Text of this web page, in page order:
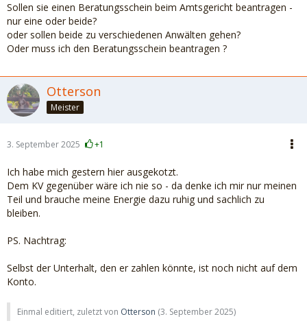
Sollen sie einen Beratungsschein beim Amtsgericht beantragen -
nur eine oder beide?
oder sollen beide zu verschiedenen Anwälten gehen?
Oder muss ich den Beratungsschein beantragen ?
Otterson
Meister
3. September 2025 +1
Ich habe mich gestern hier ausgekotzt.
Dem KV gegenüber wäre ich nie so - da denke ich mir nur meinen
Teil und brauche meine Energie dazu ruhig und sachlich zu
bleiben.
PS. Nachtrag:
Selbst der Unterhalt, den er zahlen könnte, ist noch nicht auf dem
Konto.
Einmal editiert, zuletzt von Otterson (3. September 2025)